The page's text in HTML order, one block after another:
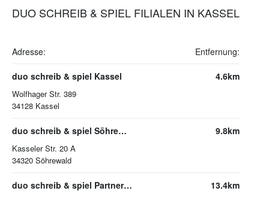
DUO SCHREIB & SPIEL FILIALEN IN KASSEL
Adresse: Entfernung:
duo schreib & spiel Kassel
Wolfhager Str. 389
34128 Kassel
4.6km
duo schreib & spiel Söhrewald
Kasseler Str. 20 A
34320 Söhrewald
9.8km
duo schreib & spiel Partner Christina Hamp Hamps-Spielzeug-Scheune 13.4km